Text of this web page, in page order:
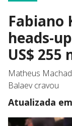
Fabiano
heads-
US$ 255
Matheus
Balaev cravou
Atualizada em